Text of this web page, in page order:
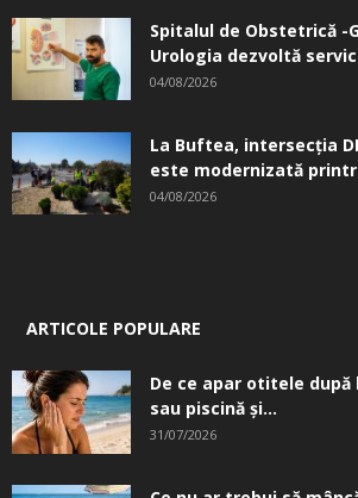
Spitalul de Obstetrică -
Urologia dezvoltă
04/08/2026
La Buftea, intersecţia
este modernizată
04/08/2026
ARTICOLE POPULARE
De ce apar otitele după
sau piscină și...
31/07/2026